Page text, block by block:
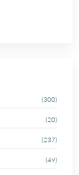
(300)
(20)
(237)
(49)